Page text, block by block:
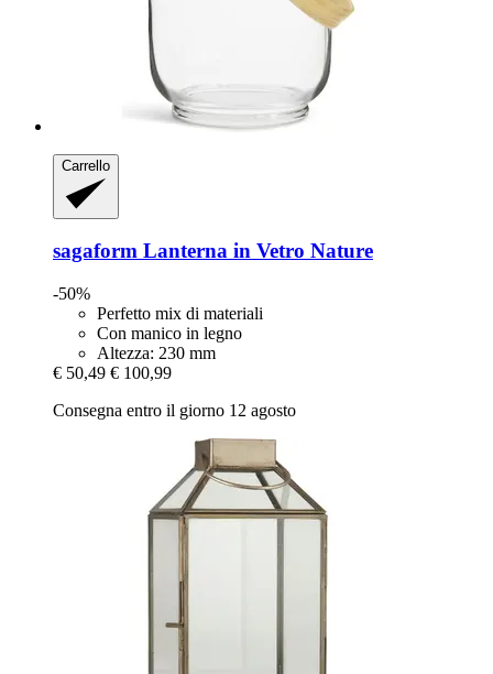
Carrello
sagaform Lanterna in Vetro Nature
-50%
Perfetto mix di materiali
Con manico in legno
Altezza: 230 mm
€ 50,49 € 100,99
Consegna entro il giorno 12 agosto